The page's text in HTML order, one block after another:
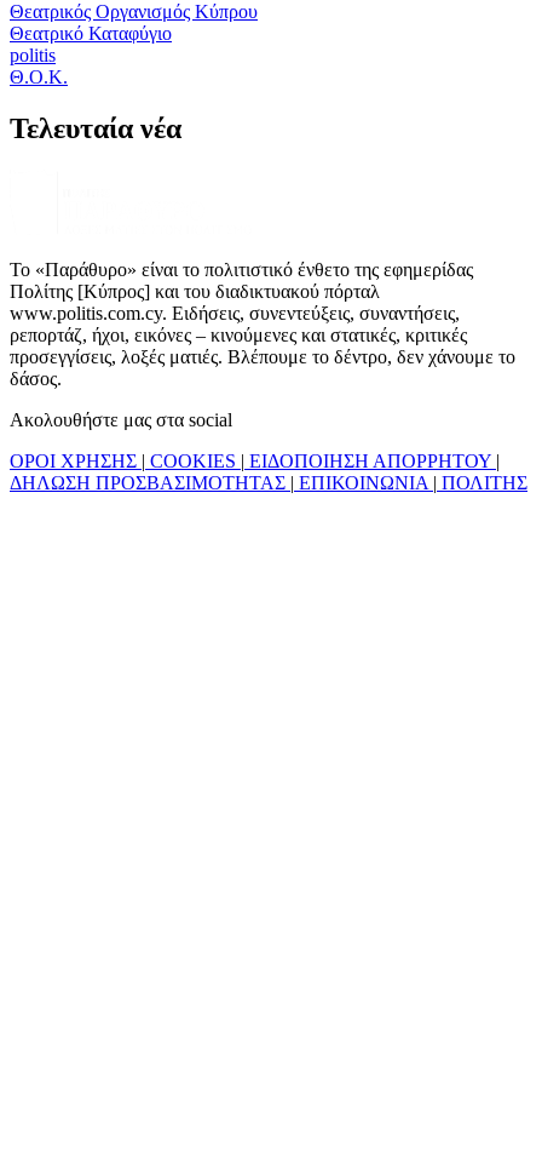
Θεατρικός Οργανισμός Κύπρου
Θεατρικό Καταφύγιο
politis
Θ.Ο.Κ.
Τελευταία νέα
Το «Παράθυρο» είναι το πολιτιστικό ένθετο της εφημερίδας
Πολίτης [Κύπρος] και του διαδικτυακού πόρταλ
www.politis.com.cy. Ειδήσεις, συνεντεύξεις, συναντήσεις,
ρεπορτάζ, ήχοι, εικόνες – κινούμενες και στατικές, κριτικές
προσεγγίσεις, λοξές ματιές. Βλέπουμε το δέντρο, δεν χάνουμε το
δάσος.
Ακολουθήστε μας στα social
ΟΡΟΙ ΧΡΗΣΗΣ | COOKIES | ΕΙΔΟΠΟΙΗΣΗ ΑΠΟΡΡΗΤΟΥ |
ΔΗΛΩΣΗ ΠΡΟΣΒΑΣΙΜΟΤΗΤΑΣ | ΕΠΙΚΟΙΝΩΝΙΑ | ΠΟΛΙΤΗΣ